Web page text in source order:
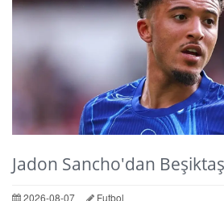
Jadon Sancho'dan
2026-08-07 Futbol